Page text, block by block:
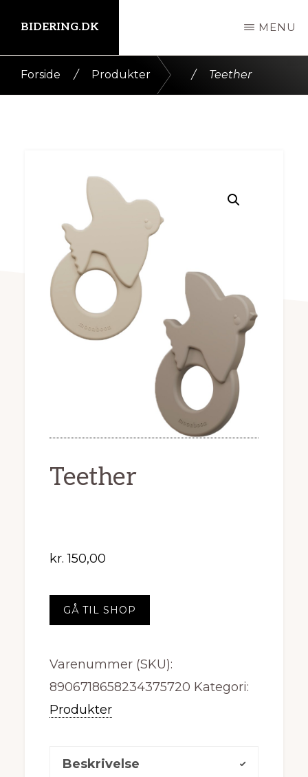
indhold
BIDERING.DK MENU
Forside / Produkter / Teether
Teether
kr. 150,00
GÅ TIL SHOP
Varenummer (SKU):
8906718658234375720 Kategori:
Produkter
Beskrivelse